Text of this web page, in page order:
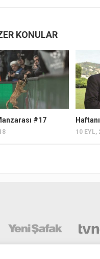
KONULAR
#17
10 EYL,